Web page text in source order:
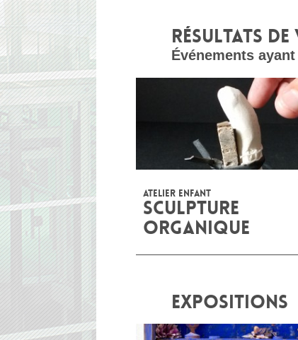
RÉSULTATS
Événements
ATELIER ENFANT
SCULPTURE
ORGANIQUE
EXPOSITIONS